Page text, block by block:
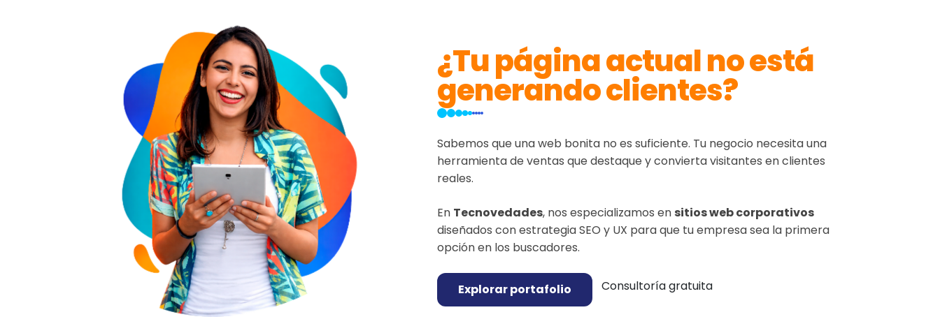
¿Tu página actual no está
generando clientes?
Sabemos que una web bonita no es suficiente. Tu negocio necesita una
herramienta de ventas que destaque y convierta visitantes en clientes
reales.
En Tecnovedades, nos especializamos en sitios web corporativos
diseñados con estrategia SEO y UX para que tu empresa sea la primera
opción en los buscadores.
Explorar portafolio Consultoría gratuita